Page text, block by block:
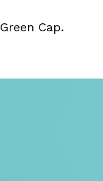
Green Cap.